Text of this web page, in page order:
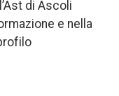
di Ascoli
e nella